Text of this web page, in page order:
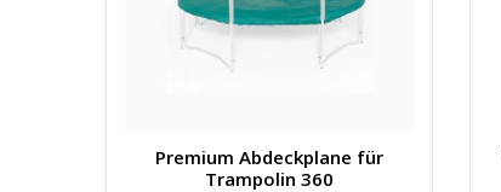
Premium Abdeckplane für
Trampolin 360